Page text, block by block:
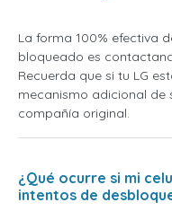
La forma 100% efectiva
bloqueado es
Recuerda que si tu LG
mecanismo adicional
compañía original.
¿Qué ocurre si mi
intentos de